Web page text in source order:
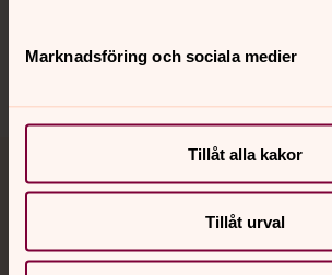
Marknadsföring och sociala medier
Tillåt alla kakor
Tillåt urval
Jourhavande präst
Akut samtals- och krisstöd. Prata eller
med en präst på kvällar och nätter.